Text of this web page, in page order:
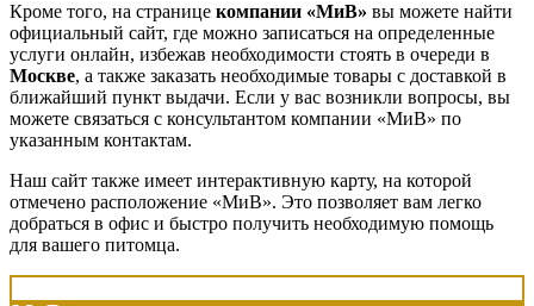
Кроме того, на странице компании «МиВ» вы можете найти
официальный сайт, где можно записаться на определенные
услуги онлайн, избежав необходимости стоять в очереди в
Москве, а также заказать необходимые товары с доставкой в
ближайший пункт выдачи. Если у вас возникли вопросы, вы
можете связаться с консультантом компании «МиВ» по
указанным контактам.
Наш сайт также имеет интерактивную карту, на которой
отмечено расположение «МиВ». Это позволяет вам легко
добраться в офис и быстро получить необходимую помощь
для вашего питомца.